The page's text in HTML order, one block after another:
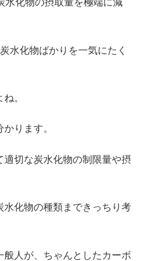
水化物の摂取量を極端に減
水化物ばかりを一気にたく
。
ります。
切な炭水化物の制限量や摂
化物の種類まできっちり考
人が、ちゃんとしたカーボ